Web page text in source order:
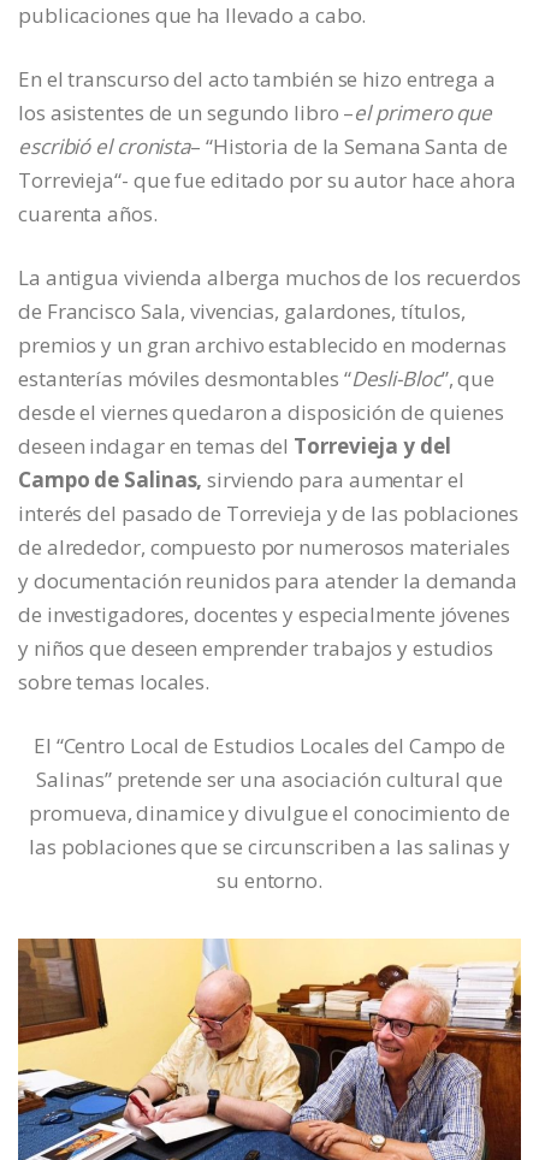
publicaciones que ha llevado a cabo.
En el transcurso del acto también se hizo entrega a
los asistentes de un segundo libro –el primero que
escribió el cronista– “Historia de la Semana Santa de
Torrevieja“- que fue editado por su autor hace ahora
cuarenta años.
La antigua vivienda alberga muchos de los recuerdos
de Francisco Sala, vivencias, galardones, títulos,
premios y un gran archivo establecido en modernas
estanterías móviles desmontables “Desli-Bloc”, que
desde el viernes quedaron a disposición de quienes
deseen indagar en temas del Torrevieja y del
Campo de Salinas, sirviendo para aumentar el
interés del pasado de Torrevieja y de las poblaciones
de alrededor, compuesto por numerosos materiales
y documentación reunidos para atender la demanda
de investigadores, docentes y especialmente jóvenes
y niños que deseen emprender trabajos y estudios
sobre temas locales.
El “Centro Local de Estudios Locales del Campo de
Salinas” pretende ser una asociación cultural que
promueva, dinamice y divulgue el conocimiento de
las poblaciones que se circunscriben a las salinas y
su entorno.